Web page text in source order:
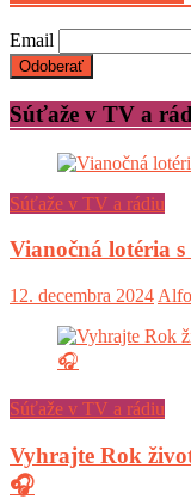
Email
Súťaže v TV a
Súťaže v TV a rádiu
Vianočná lotéria
12. decembra 2024
Súťaže v TV a rádiu
Vyhrajte Rok
🎧